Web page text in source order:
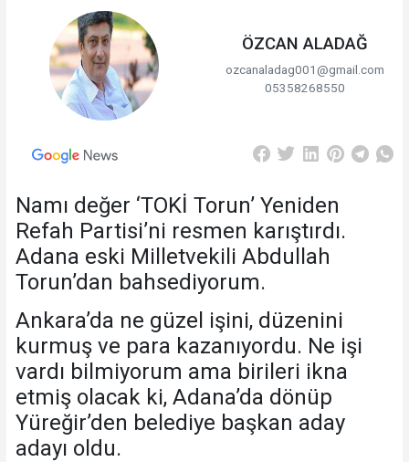
ÖZCAN ALADAĞ
ozcanaladag001@gmail.com
05358268550
Namı değer ‘TOKİ Torun’ Yeniden
Refah Partisi’ni resmen karıştırdı.
Adana eski Milletvekili Abdullah
Torun’dan bahsediyorum.
Ankara’da ne güzel işini, düzenini
kurmuş ve para kazanıyordu. Ne işi
vardı bilmiyorum ama birileri ikna
etmiş olacak ki, Adana’da dönüp
Yüreğir’den belediye başkan aday
adayı oldu.